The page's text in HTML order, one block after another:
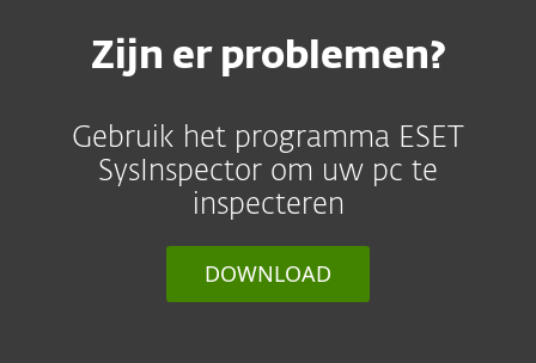
Zijn er problemen?
Gebruik het programma ESET
SysInspector om uw pc te
inspecteren
DOWNLOAD